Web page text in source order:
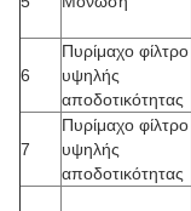
6
Πυρίμαχο φίλτρο
υψηλής
αποδοτικότητας
7
Πυρίμαχο φίλτρο
υψηλής
αποδοτικότητας